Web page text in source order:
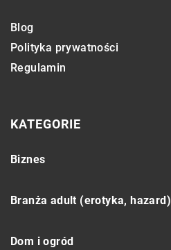
Blog
Polityka prywatności
Regulamin
KATEGORIE
Biznes
Branża adult (erotyka, hazard)
Dom i ogród